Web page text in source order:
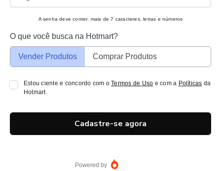
A senha deve conter: mais de 7 caracteres, letras e números
O que você busca na Hotmart?
Vender Produtos Comprar Produtos
Estou ciente e concordo com oTermos de Uso e com a Políticas da
Hotmart.
Cadastre-se agora
Powered by